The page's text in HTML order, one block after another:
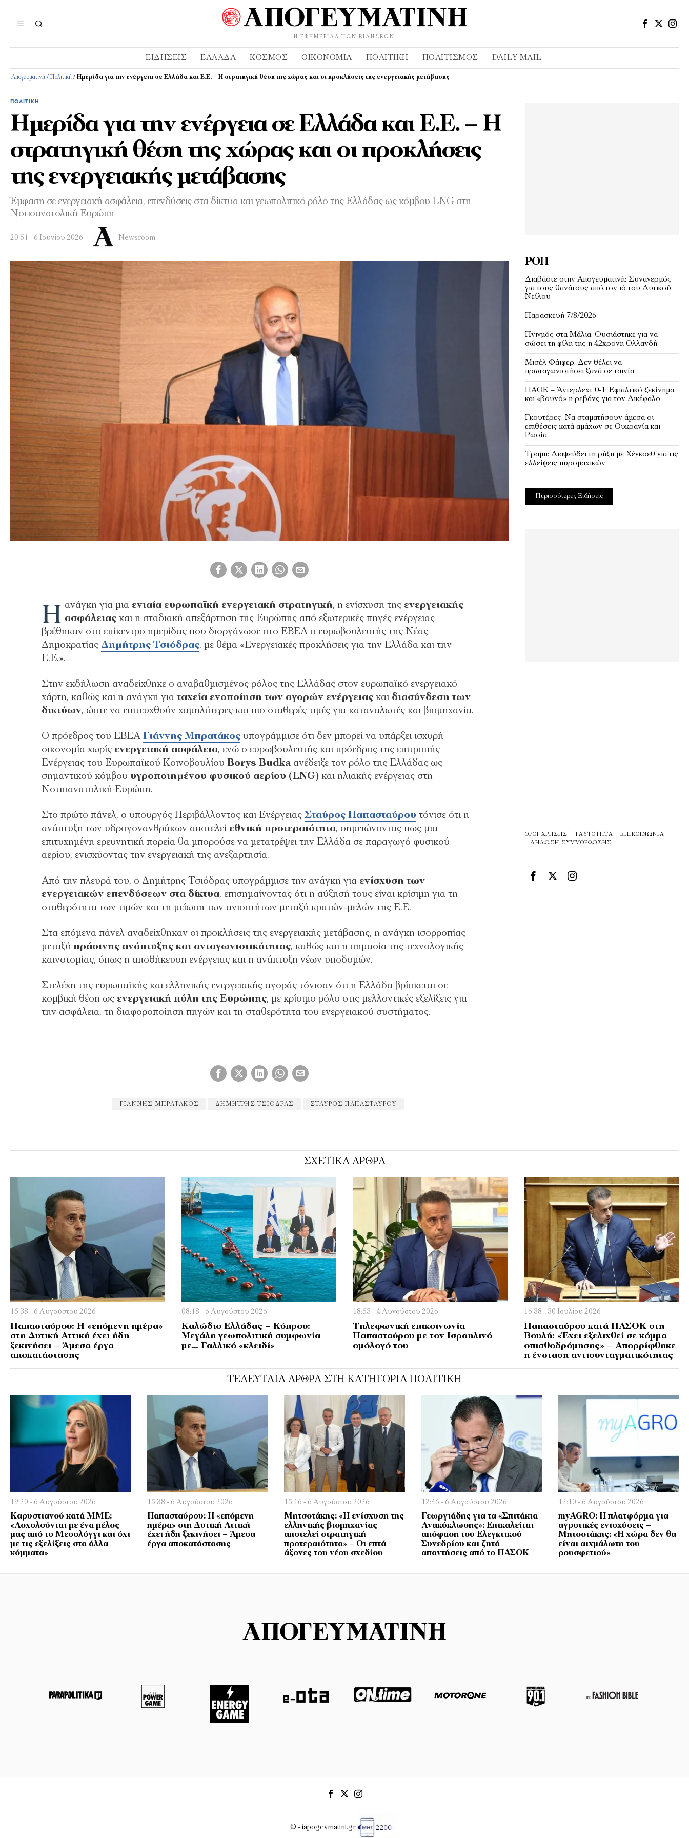
Η ΕΦΗΜΕΡΊΔΑ ΤΩΝ ΕΙΔΉΣΕΩΝ
ΕΙΔΉΣΕΙΣ ΕΛΛΆΔΑ ΚΌΣΜΟΣ ΟΙΚΟΝΟΜΊΑ ΠΟΛΙΤΙΚΉ ΠΟΛΙΤΙΣΜΌΣ DAILY MAIL
Απογευματινή / Πολιτική / Ημερίδα για την ενέργεια σε Ελλάδα και Ε.Ε. – Η στρατηγική θέση της χώρας και οι προκλήσεις της ενεργειακής μετάβασης
ΠΟΛΙΤΙΚΉ
Ημερίδα για την ενέργεια σε Ελλάδα και Ε.Ε. – Η
στρατηγική θέση της χώρας και οι προκλήσεις
της ενεργειακής μετάβασης
Έμφαση σε ενεργειακή ασφάλεια, επενδύσεις στα δίκτυα και γεωπολιτικό ρόλο της Ελλάδας ως κόμβου LNG στη
Νοτιοανατολική Ευρώπη
20:51 - 6 Ιουνίου 2026 Newsroom
Η ανάγκη για μια ενιαία ευρωπαϊκή ενεργειακή στρατηγική, η ενίσχυση της ενεργειακής
ασφάλειας και η σταδιακή απεξάρτηση της Ευρώπης από εξωτερικές πηγές ενέργειας
βρέθηκαν στο επίκεντρο ημερίδας που διοργάνωσε στο ΕΒΕΑ ο ευρωβουλευτής της Νέας
Δημοκρατίας Δημήτρης Τσιόδρας, με θέμα «Ενεργειακές προκλήσεις για την Ελλάδα και την
Ε.Ε.».
Στην εκδήλωση αναδείχθηκε ο αναβαθμισμένος ρόλος της Ελλάδας στον ευρωπαϊκό ενεργειακό
χάρτη, καθώς και η ανάγκη γιαταχεία ενοποίηση των αγορών ενέργειαςκαι διασύνδεση των
δικτύων, ώστε να επιτευχθούν χαμηλότερες και πιο σταθερές τιμές για καταναλωτές και βιομηχανία.
Ο πρόεδρος του ΕΒΕΑ Γιάννης Μπρατάκοςυπογράμμισε ότι δεν μπορεί να υπάρξει ισχυρή
οικονομία χωρίς ενεργειακή ασφάλεια, ενώ ο ευρωβουλευτής και πρόεδρος της επιτροπής
Ενέργειας του Ευρωπαϊκού Κοινοβουλίου Borys Budkaανέδειξε τον ρόλο της Ελλάδας ως
σημαντικού κόμβου υγροποιημένου φυσικού αερίου (LNG)και ηλιακής ενέργειας στη
Νοτιοανατολική Ευρώπη.
Στο πρώτο πάνελ, ο υπουργός Περιβάλλοντος και Ενέργειας Σταύρος Παπασταύρου τόνισε ότι η
ανάπτυξη των υδρογονανθράκων αποτελεί εθνική προτεραιότητα, σημειώνοντας πως μια
επιτυχημένη ερευνητική πορεία θα μπορούσε να μετατρέψει την Ελλάδα σε παραγωγό φυσικού
αερίου, ενισχύοντας την ενεργειακή της ανεξαρτησία.
Από την πλευρά του, ο Δημήτρης Τσιόδρας υπογράμμισε την ανάγκη για ενίσχυση των
ενεργειακών επενδύσεων στα δίκτυα, επισημαίνοντας ότι η αύξησή τους είναι κρίσιμη για τη
σταθερότητα των τιμών και τη μείωση των ανισοτήτων μεταξύ κρατών-μελών της Ε.Ε.
Στα επόμενα πάνελ αναδείχθηκαν οι προκλήσεις της ενεργειακής μετάβασης, η ανάγκη ισορροπίας
μεταξύ πράσινης ανάπτυξης και ανταγωνιστικότητας, καθώς και η σημασία της τεχνολογικής
καινοτομίας, όπως η αποθήκευση ενέργειας και η ανάπτυξη νέων υποδομών.
Στελέχη της ευρωπαϊκής και ελληνικής ενεργειακής αγοράς τόνισαν ότι η Ελλάδα βρίσκεται σε
κομβική θέση ως ενεργειακή πύλη της Ευρώπης, με κρίσιμο ρόλο στις μελλοντικές εξελίξεις για
την ασφάλεια, τη διαφοροποίηση πηγών και τη σταθερότητα του ενεργειακού συστήματος.
ΓΙΆΝΝΗΣ ΜΠΡΑΤΆΚΟΣ ΔΗΜΉΤΡΗΣ ΤΣΙΌΔΡΑΣ ΣΤΑΎΡΟΣ ΠΑΠΑΣΤΑΎΡΟΥ
ΡΟΉ
Διαβάστε στην Απογευματινή: Συναγερμός
για τους θανάτους από τον ιό του Δυτικού
Νείλου
Παρασκευή 7/8/2026
Πνιγμός στα Μάλια: Θυσιάστηκε για να
σώσει τη φίλη της η 42χρονη Ολλανδή
Μισέλ Φάιφερ: Δεν θέλει να
πρωταγωνιστήσει ξανά σε ταινία
ΠΑΟΚ – Άντερλεχτ 0-1: Εφιαλτικό ξεκίνημα
και «βουνό» η ρεβάνς για τον Δικέφαλο
Γκουτέρες: Να σταματήσουν άμεσα οι
επιθέσεις κατά αμάχων σε Ουκρανία και
Ρωσία
Τραμπ: Διαψεύδει τη ρήξη με Χέγκσεθ για τις
ελλείψεις πυρομαχικών
Περισσότερες Ειδήσεις
ΌΡΟΙ ΧΡΉΣΗΣ ΤΑΥΤΌΤΗΤΑ
ΕΠΙΚΟΙΝΩΝΊΑ
ΔΉΛΩΣΗ ΣΥΜΜΌΡΦΩΣΗΣ
ΣΧΕΤΙΚΑ ΑΡΘΡΑ
15:38 - 6 Αυγούστου 2026
Παπασταύρου: Η «επόμενη ημέρα»
στη Δυτική Αττική έχει ήδη
ξεκινήσει – Άμεσα έργα
αποκατάστασης
08:18 - 6 Αυγούστου 2026
Kαλώδιο Ελλάδας – Κύπρου:
Μεγάλη γεωπολιτική συμφωνία
με… Γαλλικό «κλειδί»
18:53 - 4 Αυγούστου 2026
Τηλεφωνική επικοινωνία
Παπασταύρου με τον Ισραηλινό
ομόλογό του
16:38 - 30 Ιουλίου 2026
Παπασταύρου κατά ΠΑΣΟΚ στη
Βουλή: «Έχει εξελιχθεί σε κόμμα
οπισθοδρόμησης» – Απορρίφθηκε
η ένσταση αντισυνταγματικότητας
ΤΕΛΕΥΤΑΊΑ ΆΡΘΡΑ ΣΤΗ ΚΑΤΗΓΟΡΊΑ ΠΟΛΙΤΙΚΉ
19:20 - 6 Αυγούστου 2026
Καρυστιανού κατά ΜΜΕ:
«Ασχολούνται με ένα μέλος
μας από το Μεσολόγγι και όχι
με τις εξελίξεις στα άλλα
κόμματα»
15:38 - 6 Αυγούστου 2026
Παπασταύρου: Η «επόμενη
ημέρα» στη Δυτική Αττική
έχει ήδη ξεκινήσει – Άμεσα
έργα αποκατάστασης
15:16 - 6 Αυγούστου 2026
Μητσοτάκης: «Η ενίσχυση της
ελληνικής βιομηχανίας
αποτελεί στρατηγική
προτεραιότητα» – Οι επτά
άξονες του νέου σχεδίου
12:46 - 6 Αυγούστου 2026
Γεωργιάδης για τα «Σπιτάκια
Ανακύκλωσης»: Επικαλείται
απόφαση του Ελεγκτικού
Συνεδρίου και ζητά
απαντήσεις από το ΠΑΣΟΚ
12:10 - 6 Αυγούστου 2026
myAGRO: Η πλατφόρμα για
αγροτικές ενισχύσεις –
Μητσοτάκης: «Η χώρα δεν θα
είναι αιχμάλωτη του
ρουσφετιού»
© - iapogevmatini.gr